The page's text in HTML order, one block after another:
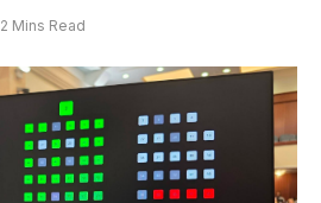
2 Mins Read